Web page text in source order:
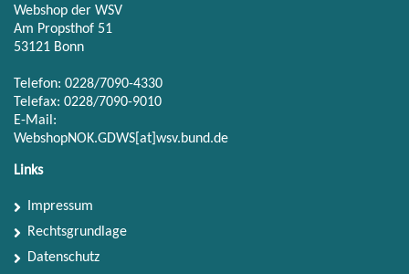
Webshop der WSV
Am Propsthof 51
53121 Bonn
Telefon: 0228/7090-4330
Telefax: 0228/7090-9010
E-Mail:
WebshopNOK.GDWS[at]wsv.bund.de
Links
Impressum
Rechtsgrundlage
Datenschutz